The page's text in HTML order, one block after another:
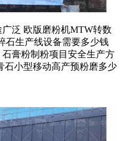
泛 欧版磨粉机MTW转数
石生产线设备需要多少钱
石膏粉制粉项目安全生产方
石小型移动高产预粉磨多少